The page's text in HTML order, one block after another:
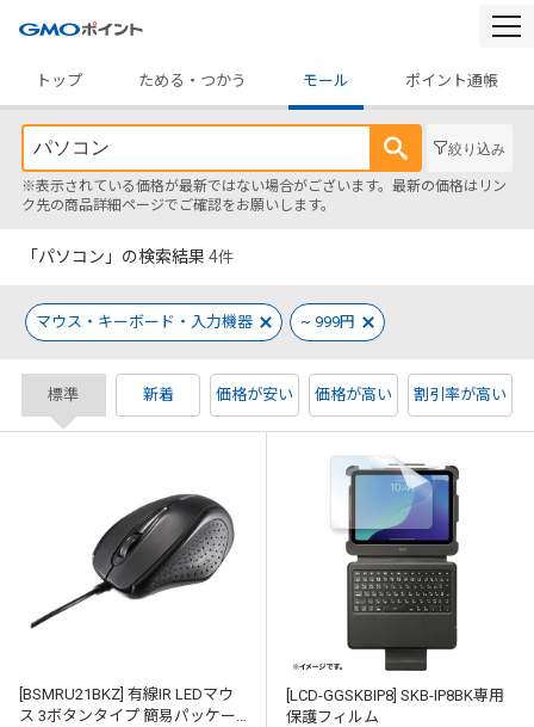
トップ
ためる・つかう モール ポイント通帳
絞り込み
※表示されている価格が最新ではない場合がございます。最新の価格はリン
ク先の商品詳細ページでご確認をお願いします。
「パソコン」の検索結果 4件
マウス・キーボード・入力機器 ~ 999円
標準 新着 価格が安い 価格が高い 割引率が高い
[BSMRU21BKZ] 有線IR LEDマウ
ス 3ボタンタイプ 簡易パッケー
[LCD-GGSKBIP8] SKB-IP8BK専用
保護フィルム